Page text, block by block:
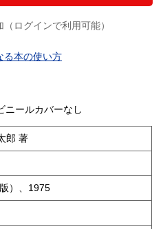
ログインで利用可能）
る本の使い方
ニールカバーなし
郎 著
）、1975